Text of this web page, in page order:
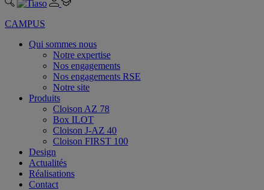
CAMPUS
Qui sommes nous
Notre expertise
Nos engagements
Nos engagements RSE
Notre site
Produits
Cloison AZ 78
Box ILOT
Cloison J-AZ 40
Cloison FIRST 100
Design
Actualités
Réalisations
Contact